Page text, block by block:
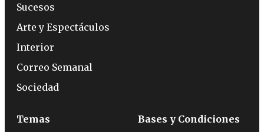
Sucesos
Arte y Espectáculos
Interior
Correo Semanal
Sociedad
Temas
Bases y Condiciones